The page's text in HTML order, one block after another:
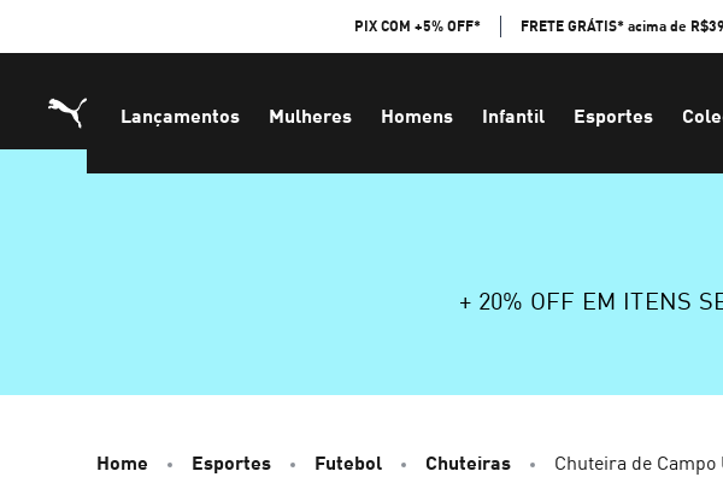
PIX COM +5% OFF* FRETE GRÁTIS* acima de
Lançamentos Mulheres Homens Infantil Esportes
+ 20% OFF EM ITENS
Home Esportes Futebol Chuteiras Chuteira de